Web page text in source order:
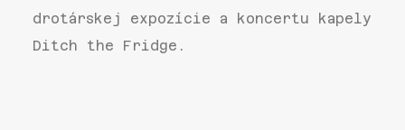
drotárskej expozície a koncertu kapely
Ditch the Fridge.